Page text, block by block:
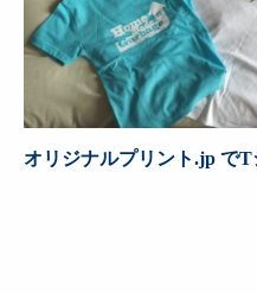
オリジナルプリント.jp で